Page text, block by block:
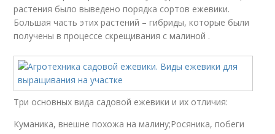
растения было выведено порядка сортов ежевики.
Большая часть этих растений – гибриды, которые были
получены в процессе скрещивания с малиной .
Три основных вида садовой ежевики и их отличия:
Куманика, внешне похожа на малину;Росяника, побеги